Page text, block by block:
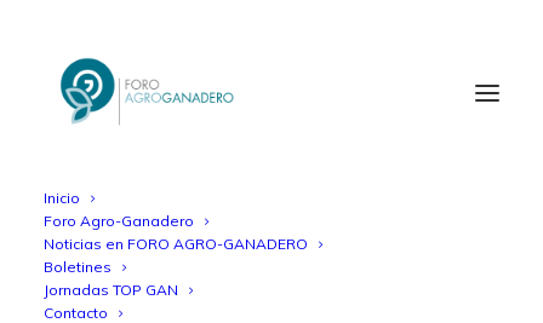
Inicio
Foro Agro-Ganadero
Noticias en FORO AGRO-GANADERO
Boletines
Jornadas TOP GAN
Contacto